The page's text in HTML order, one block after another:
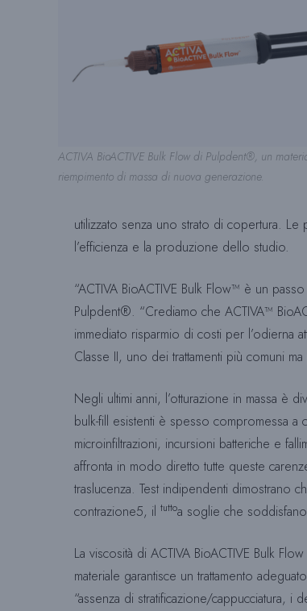
ACTIVA BioACTIVE Bulk Flow di Pulpdent®, un
riempimento di massa di nuova generazione.
utilizzato senza uno strato di copertura.
l’efficienza e la produzione dello studio.
“ACTIVA BioACTIVE Bulk Flow™ è un
Pulpdent®. “Crediamo che ACTIVA™
immediato risparmio di costi per l’odierna
Classe II, uno dei trattamenti più comuni
Negli ultimi anni, l’otturazione in massa è
bulk-fill esistenti è spesso compromessa a
microinfiltrazioni, incursioni batteriche e
affronta in modo diretto tutte queste
traslucenza. Test indipendenti dimostrano
contrazione5, il tuttoa soglie che
La viscosità di ACTIVA BioACTIVE Bulk
materiale garantisce un trattamento
“assenza di stratificazione/cappucciatura,